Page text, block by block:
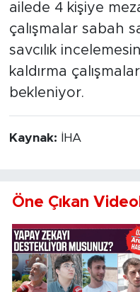
ailede 4 kişiye
çalışmalar sabah
savcılık
kaldırma
bekleniyor.
Kaynak: İHA
Öne Çıkan